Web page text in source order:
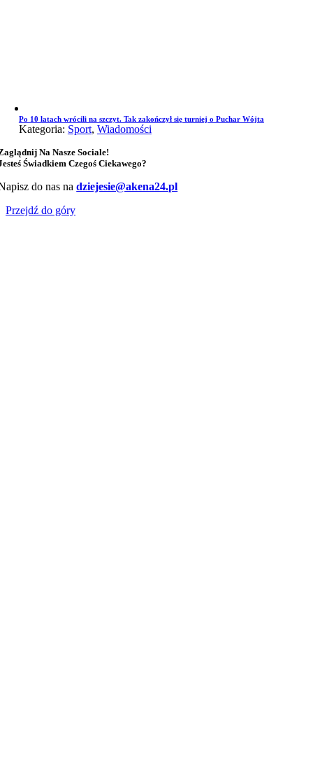
Po 10 latach wrócili na szczyt. Tak zakończył się turniej o Puchar Wójta
Kategoria: Sport, Wiadomości
Na Nasze Sociale!
Świadkiem Czegoś Ciekawego?
do nas nadziejesie@akena24.pl
Przejdź do góry